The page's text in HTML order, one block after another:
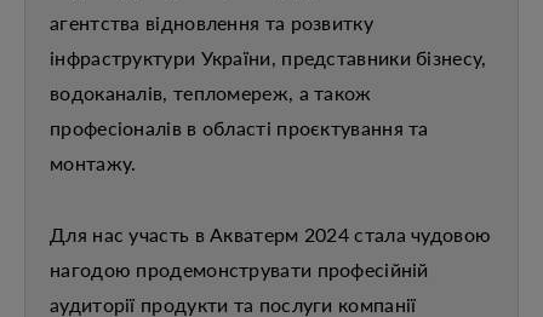
агентства відновлення та розвитку
інфраструктури України, представники бізнесу,
водоканалів, тепломереж, а також
професіоналів в області проєктування та
монтажу.
Для нас участь в Акватерм 2024 стала чудовою
нагодою продемонструвати професійній
аудиторії продукти та послуги компанії